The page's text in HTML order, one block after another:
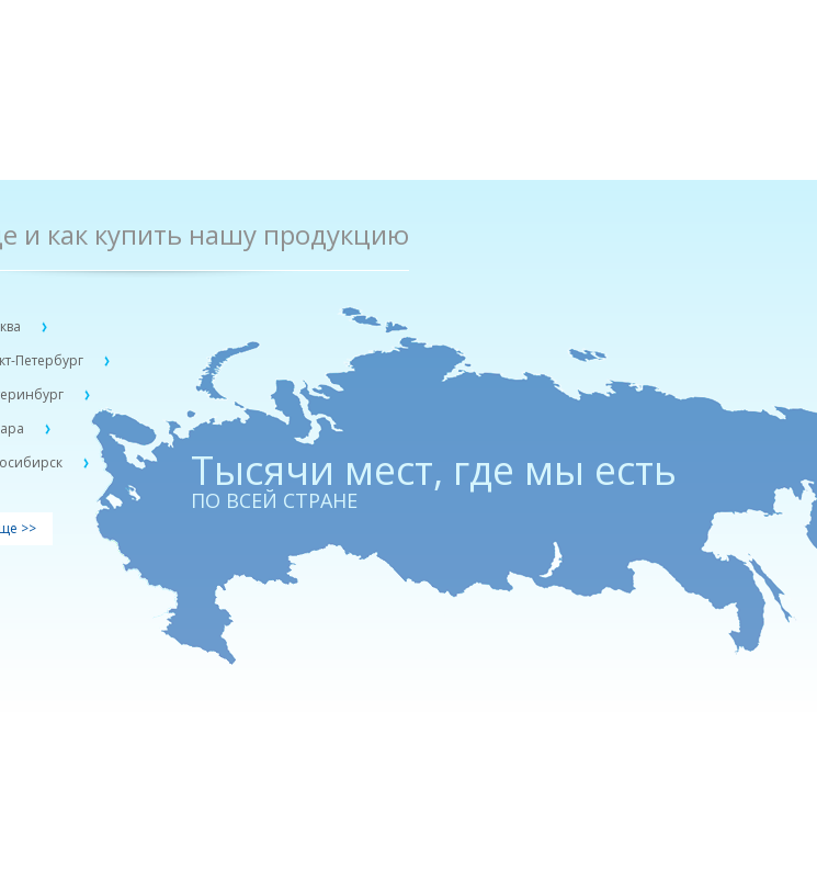
и как купить нашу продукцию
Петербург
>>
Тыcячи мест, где мы есть
ПО ВСЕЙ СТРАНЕ